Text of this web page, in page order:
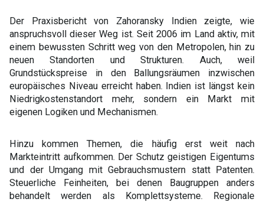
Der Praxisbericht von Zahoransky Indien zeigte, wie
anspruchsvoll dieser Weg ist. Seit 2006 im Land aktiv, mit
einem bewussten Schritt weg von den Metropolen, hin zu
neuen Standorten und Strukturen. Auch, weil
Grundstückspreise in den Ballungsräumen inzwischen
europäisches Niveau erreicht haben. Indien ist längst kein
Niedrigkostenstandort mehr, sondern ein Markt mit
eigenen Logiken und Mechanismen.
Hinzu kommen Themen, die häufig erst weit nach
Markteintritt aufkommen. Der Schutz geistigen Eigentums
und der Umgang mit Gebrauchsmustern statt Patenten.
Steuerliche Feinheiten, bei denen Baugruppen anders
behandelt werden als Komplettsysteme. Regionale